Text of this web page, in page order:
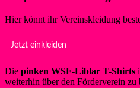
Hier könnt ihr Vereinskleidung
Jetzt einkleiden
Die pinken WSF-Liblar T-Shirts
weiterhin über den Förderverein zu